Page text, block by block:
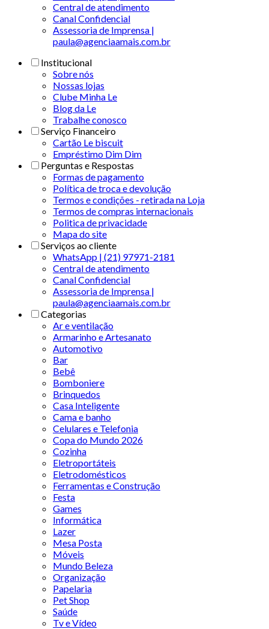
Central de atendimento
Canal Confidencial
Assessoria de Imprensa |
paula@agenciaamais.com.br
Institucional
Sobre nós
Nossas lojas
Clube Minha Le
Blog da Le
Trabalhe conosco
Serviço Financeiro
Cartão Le biscuit
Empréstimo Dim Dim
Perguntas e Respostas
Formas de pagamento
Política de troca e devolução
Termos e condições - retirada na Loja
Termos de compras internacionais
Politica de privacidade
Mapa do site
Serviços ao cliente
WhatsApp | (21) 97971-2181
Central de atendimento
Canal Confidencial
Assessoria de Imprensa |
paula@agenciaamais.com.br
Categorias
Ar e ventilação
Armarinho e Artesanato
Automotivo
Bar
Bebê
Bomboniere
Brinquedos
Casa Inteligente
Cama e banho
Celulares e Telefonia
Copa do Mundo 2026
Cozinha
Eletroportáteis
Eletrodomésticos
Ferramentas e Construção
Festa
Games
Informática
Lazer
Mesa Posta
Móveis
Mundo Beleza
Organização
Papelaria
Pet Shop
Saúde
Tv e Vídeo